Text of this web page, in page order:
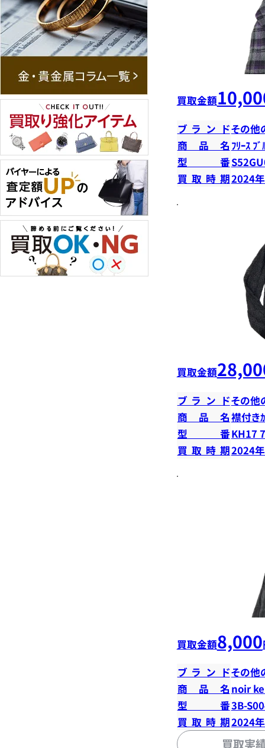
買取金額
ブランドその他
商品名 ﾌﾘｰｽ ﾌﾞ
型番
買取時期2024
買取金額
ブランドその他
商品名襟付き
型番KH17
買取時期2024
買取金額8,000
ブランドその他
商品名 noir
型番3B-
買取時期2024
買取実